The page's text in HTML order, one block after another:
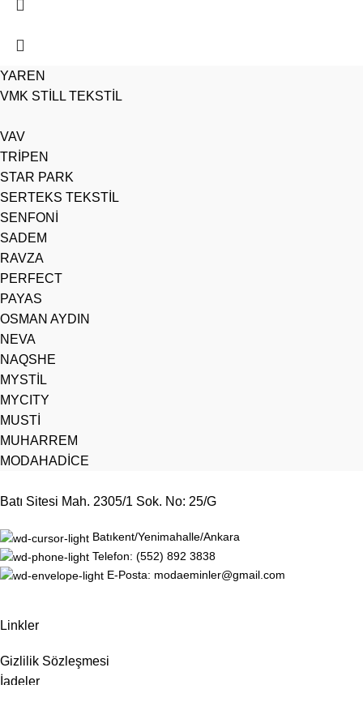
YAREN
VMK STİLL TEKSTİL
VAV
TRİPEN
STAR PARK
SERTEKS TEKSTİL
SENFONİ
SADEM
RAVZA
PERFECT
PAYAS
OSMAN AYDIN
NEVA
NAQSHE
MYSTİL
MYCITY
MUSTİ
MUHARREM
MODAHADİCE
Batı Sitesi Mah. 2305/1 Sok. No: 25/G
Batıkent/Yenimahalle/Ankara
Telefon: (552) 892 3838
E-Posta: modaeminler@gmail.com
Linkler
Gizlilik Sözleşmesi
İadeler